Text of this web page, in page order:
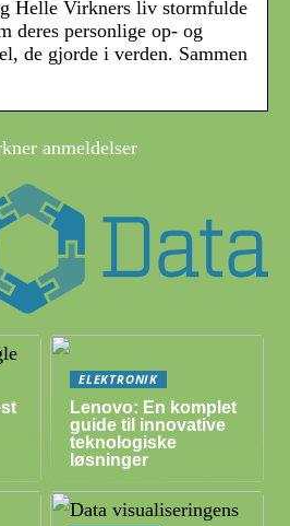
Helle Virkners liv stormfulde
deres personlige op- og
de gjorde i verden. Sammen
anmeldelser
ELEKTRONIK
Lenovo: En komplet
guide til innovative
teknologiske
løsninger